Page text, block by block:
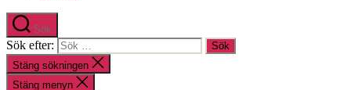
Sök
Sök efter:
Stäng sökningen
Stäng menyn